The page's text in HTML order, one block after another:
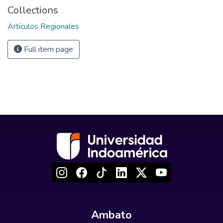
Collections
Artículos Regionales
Full item page
Ambato